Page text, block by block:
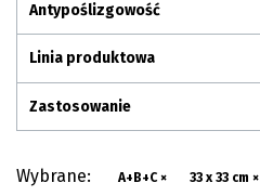
Antypoślizgowość
Linia produktowa
Zastosowanie
Wybrane: A+B+C × 33 x 33 cm ×